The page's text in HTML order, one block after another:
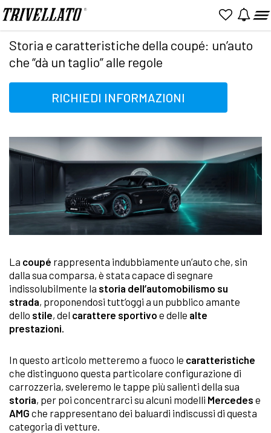
Home News
Storia e caratteristiche della coupé: un’auto
che “dà un taglio” alle regole
RICHIEDI INFORMAZIONI
La coupé rappresenta indubbiamente un’auto che, sin
dalla sua comparsa, è stata capace di segnare
indissolubilmente la storia dell’automobilismo su
strada, proponendosi tutt’oggi a un pubblico amante
dello stile, del carattere sportivo e delle alte
prestazioni.
In questo articolo metteremo a fuoco le caratteristiche
che distinguono questa particolare configurazione di
carrozzeria, sveleremo le tappe più salienti della sua
storia, per poi concentrarci su alcuni modelli Mercedes e
AMG che rappresentano dei baluardi indiscussi di questa
categoria di vetture.